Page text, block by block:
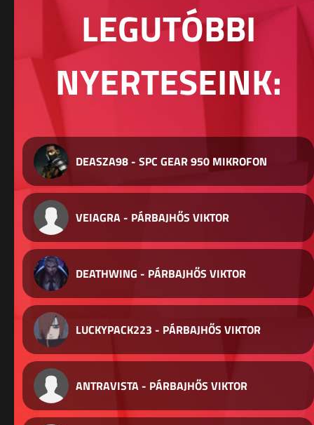
LEGUTÓBBI
NYERTESEINK:
DEASZA98 - SPC GEAR 950 MIKROFON
VEIAGRA - PÁRBAJHŐS VIKTOR
DEATHWING - PÁRBAJHŐS VIKTOR
LUCKYPACK223 - PÁRBAJHŐS VIKTOR
ANTRAVISTA - PÁRBAJHŐS VIKTOR